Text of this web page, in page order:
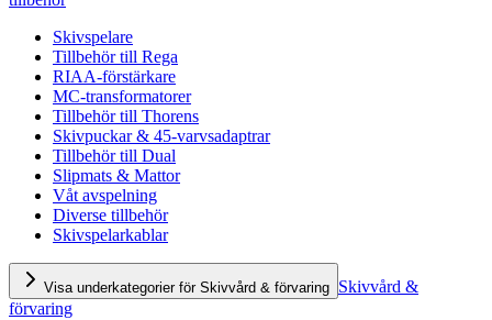
Skivspelare
Tillbehör till Rega
RIAA-förstärkare
MC-transformatorer
Tillbehör till Thorens
Skivpuckar & 45-varvsadaptrar
Tillbehör till Dual
Slipmats & Mattor
Våt avspelning
Diverse tillbehör
Skivspelarkablar
Visa underkategorier för Skivvård & förvaring Skivvård &
förvaring